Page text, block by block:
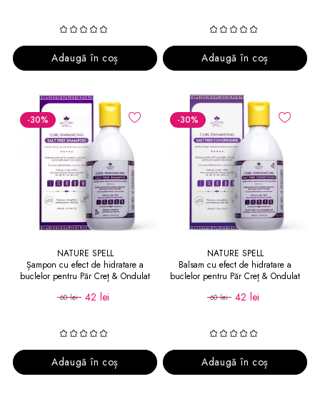
Adaugă în coș Adaugă în coș
-30%
NATURE SPELL
Șampon cu efect de hidratare a
buclelor pentru Păr Creț & Ondulat
60 lei 42 lei
Adaugă în coș
-30%
NATURE SPELL
Balsam cu efect de hidratare a
buclelor pentru Păr Creț & Ondulat
60 lei 42 lei
Adaugă în coș